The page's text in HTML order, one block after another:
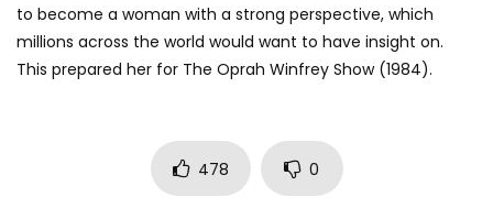
to become a woman with a strong perspective, which
millions across the world would want to have insight on.
This prepared her for The Oprah Winfrey Show (1984).
478 0